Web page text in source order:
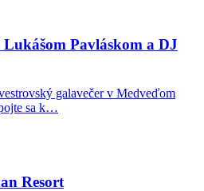
Lukášom Pavláskom a DJ
galavečer v Medveďom
sa k…
Resort